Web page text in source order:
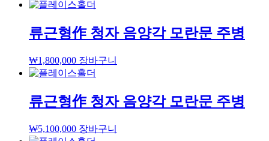
류근형作 청자 음양각 모란문 주병
₩1,800,000 장바구니
류근형作 청자 음양각 모란문 주병
₩5,100,000 장바구니